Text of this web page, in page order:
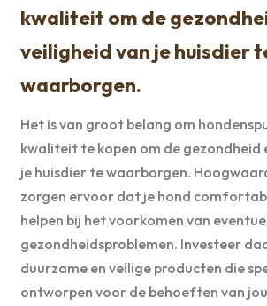
kwaliteit om de
veiligheid van je huisdier
waarborgen.
Het is van groot belang om
kwaliteit te kopen om de gezondheid
je huisdier te waarborgen.
zorgen ervoor dat je hond
helpen bij het voorkomen van
gezondheidsproblemen. Investeer
duurzame en veilige producten die
ontworpen voor de behoeften van